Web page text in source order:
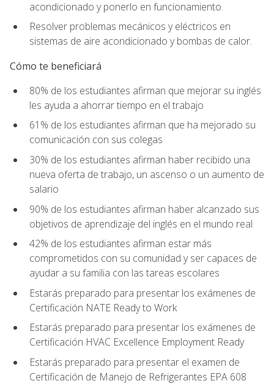
acondicionado y ponerlo en funcionamiento.
Resolver problemas mecánicos y eléctricos en
sistemas de aire acondicionado y bombas de calor.
Cómo te beneficiará
80% de los estudiantes afirman que mejorar su inglés
les ayuda a ahorrar tiempo en el trabajo
61% de los estudiantes afirman que ha mejorado su
comunicación con sus colegas
30% de los estudiantes afirman haber recibido una
nueva oferta de trabajo, un ascenso o un aumento de
salario
90% de los estudiantes afirman haber alcanzado sus
objetivos de aprendizaje del inglés en el mundo real
42% de los estudiantes afirman estar más
comprometidos con su comunidad y ser capaces de
ayudar a su familia con las tareas escolares
Estarás preparado para presentar los exámenes de
Certificación NATE Ready to Work
Estarás preparado para presentar los exámenes de
Certificación HVAC Excellence Employment Ready
Estarás preparado para presentar el examen de
Certificación de Manejo de Refrigerantes EPA 608